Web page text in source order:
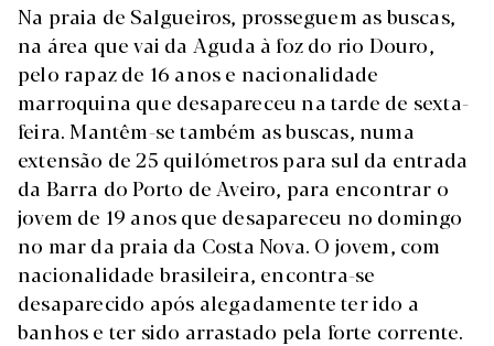
Na praia de Salgueiros, prosseguem as buscas,
na área que vai da Aguda à foz do rio Douro,
pelo rapaz de 16 anos e nacionalidade
marroquina que desapareceu na tarde de sexta-
feira. Mantêm-se também as buscas, numa
extensão de 25 quilómetros para sul da entrada
da Barra do Porto de Aveiro, para encontrar o
jovem de 19 anos que desapareceu no domingo
no mar da praia da Costa Nova. O jovem, com
nacionalidade brasileira, encontra-se
desaparecido após alegadamente ter ido a
banhos e ter sido arrastado pela forte corrente.